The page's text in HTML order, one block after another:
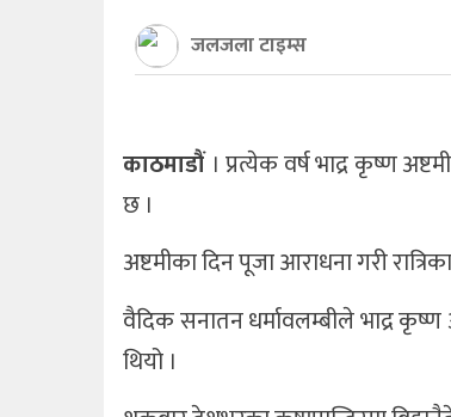
जलजला टाइम्स
काठमाडौं । प्रत्येक वर्ष भाद्र कृष्ण
छ ।
अष्टमीका दिन पूजा आराधना गरी
वैदिक सनातन धर्मावलम्बीले भाद्र
थियो ।